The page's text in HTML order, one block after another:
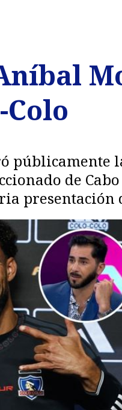
públicamente
de
presentación